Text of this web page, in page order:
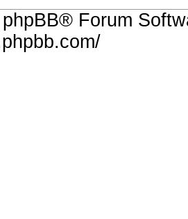
Forum